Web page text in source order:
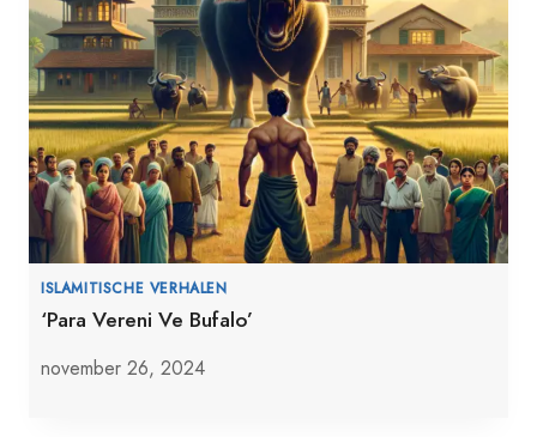
ISLAMITISCHE VERHALEN
‘Para Vereni Ve Bufalo’
november 26, 2024